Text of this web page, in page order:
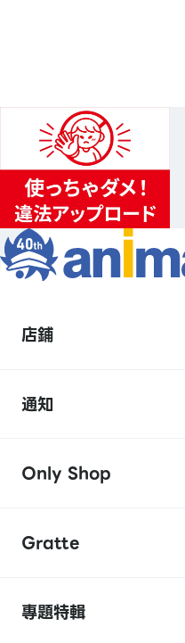
店鋪
通知
Only Shop
Gratte
專題特輯